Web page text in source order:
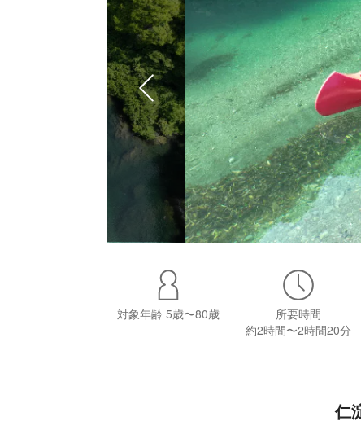
対象年齢 5歳〜80歳
所要時間
約2時間〜2時間20分
仁